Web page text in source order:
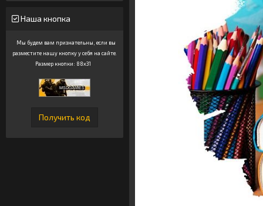
Наша кнопка
Мы будем вам признательны, если вы
разместите нашу кнопку у себя на сайте.
Размер кнопки: 88x31